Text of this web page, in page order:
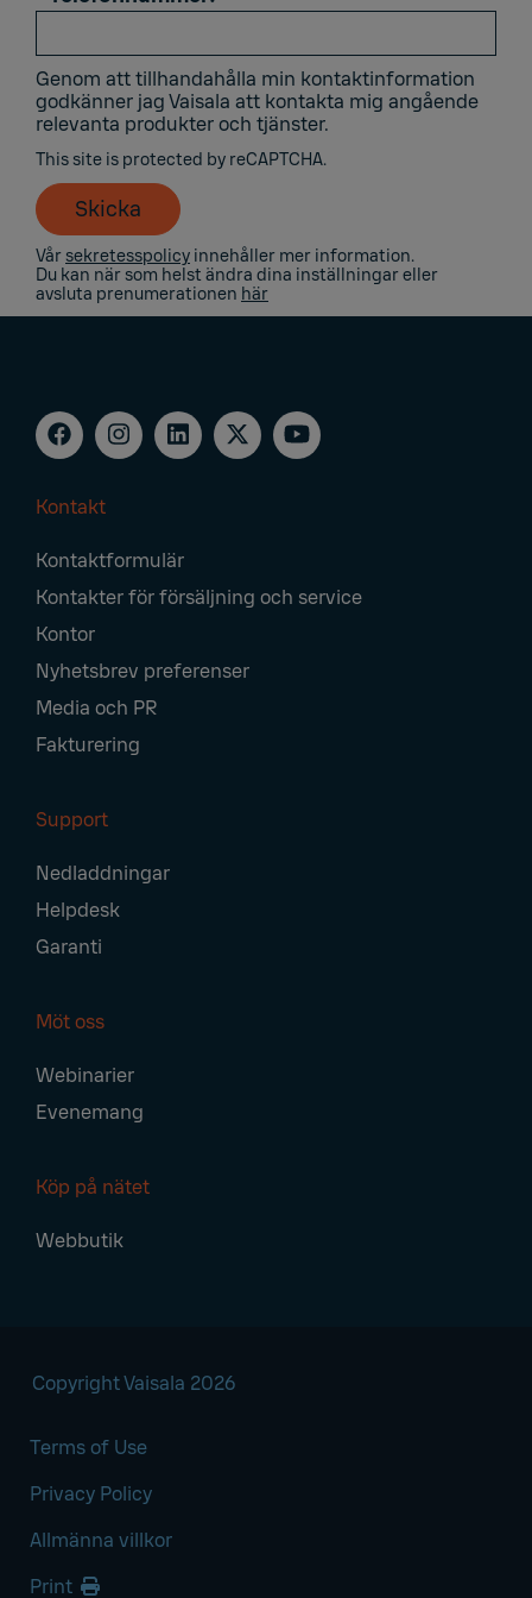
Genom att tillhandahålla min kontaktinformation
godkänner jag Vaisala att kontakta mig angående
relevanta produkter och tjänster.
This site is protected by reCAPTCHA.
Skicka
Vår sekretesspolicy innehåller mer information.
Du kan när som helst ändra dina inställningar eller
avsluta prenumerationen här
Navigation
Kontakt
Kontaktformulär
Kontakter för försäljning och service
Kontor
Nyhetsbrev preferenser
Media och PR
Fakturering
Support
Nedladdningar
Helpdesk
Garanti
Möt oss
Webinarier
Evenemang
Köp på nätet
Webbutik
Copyright Vaisala 2026
Terms of Use
Privacy Policy
Allmänna villkor
Print